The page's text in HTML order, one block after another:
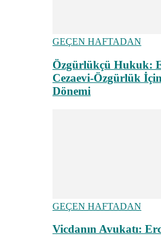
GEÇEN HAFTADAN
Özgürlükçü Hukuk:
Cezaevi-Özgürlük
Dönemi
GEÇEN HAFTADAN
Vicdanın Avukatı: